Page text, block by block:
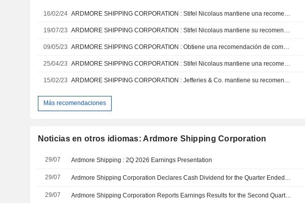
16/02/24
19/07/23
09/05/23
25/04/23
15/02/23
Más recomendaciones
Noticias en otros idiomas: Ardmore Shipping Corporation
29/07 Ardmore Shipping : 2Q 2026 Earnings Presentation
29/07 Ardmore Shipping Corporation Declares Cash Dividend for the Quarter Ended June 30, 2026, Payable on September 15, 2026
29/07 Ardmore Shipping Corporation Reports Earnings Results for the Second Quarter and Six Months Ended June 30, 2026